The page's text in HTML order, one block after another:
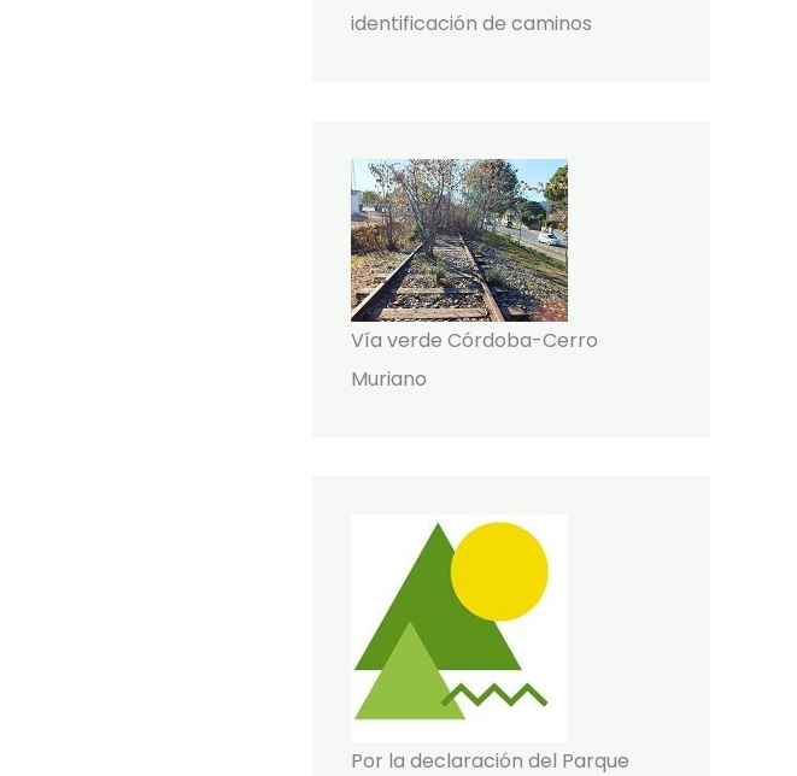
identificación de caminos
Vía verde Córdoba-Cerro
Muriano
Por la declaración del Parque